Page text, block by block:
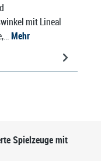
mit Lineal
Mehr
Spielzeuge mit